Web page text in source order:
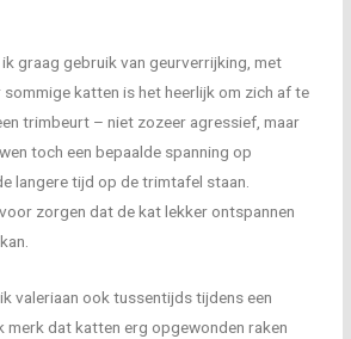
graag gebruik van geurverrijking, met
sommige katten is het heerlijk om zich af te
trimbeurt – niet zozeer agressief, maar
toch een bepaalde spanning op
langere tijd op de trimtafel staan.
zorgen dat de kat lekker ontspannen
valeriaan ook tussentijds tijdens een
merk dat katten erg opgewonden raken